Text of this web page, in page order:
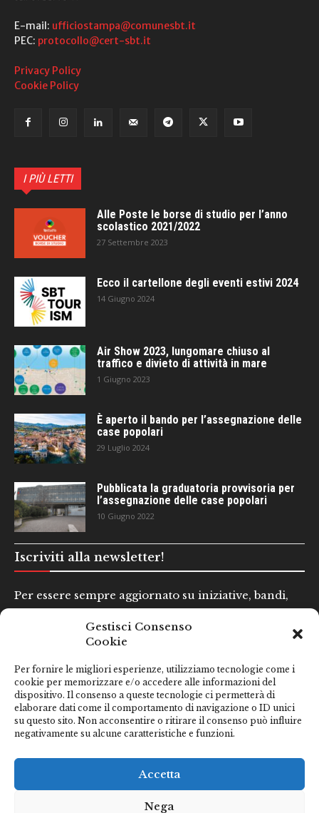
Gestisci Consenso
Cookie
Per fornire le migliori esperienze, utilizziamo tecnologie come i
cookie per memorizzare e/o accedere alle informazioni del
dispositivo. Il consenso a queste tecnologie ci permetterà di
elaborare dati come il comportamento di navigazione o ID unici
su questo sito. Non acconsentire o ritirare il consenso può influire
negativamente su alcune caratteristiche e funzioni.
Accetta
Nega
E-mail: ufficiostampa@comunesbt.it
PEC: protocollo@cert-sbt.it
Privacy Policy
Cookie Policy
I PIÙ LETTI
Alle Poste le borse di studio per l’anno
scolastico 2021/2022
27 Settembre 2023
Ecco il cartellone degli eventi estivi 2024
14 Giugno 2024
Air Show 2023, lungomare chiuso al
traffico e divieto di attività in mare
1 Giugno 2023
È aperto il bando per l’assegnazione delle
case popolari
29 Luglio 2024
Pubblicata la graduatoria provvisoria per
l’assegnazione delle case popolari
10 Giugno 2022
Iscriviti alla newsletter!
Per essere sempre aggiornato su iniziative, bandi,
Email*